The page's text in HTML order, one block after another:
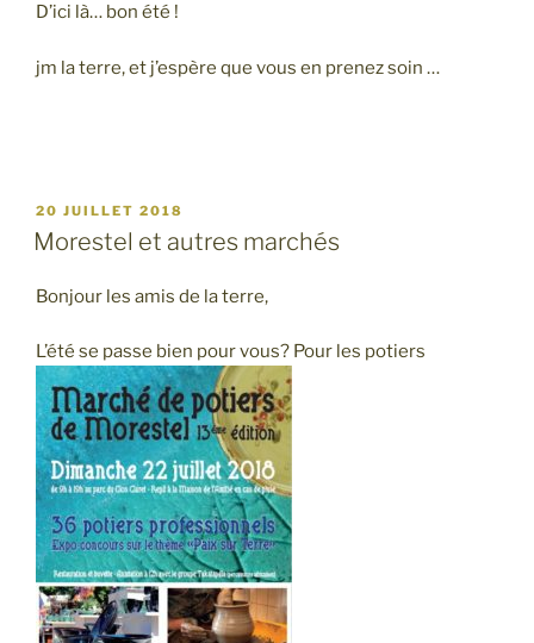
D’ici là… bon été !
jm la terre, et j’espère que vous en prenez soin …
PUBLIÉ
LE
20 JUILLET 2018
Morestel et autres marchés
Bonjour les amis de la terre,
L’été se passe bien pour vous? Pour les potiers